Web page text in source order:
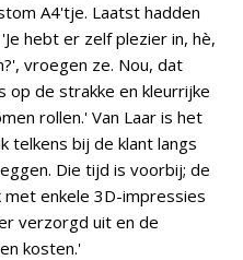
A4'tje. Laatst hadden
hebt er zelf plezier in, hè,
vroegen ze. Nou, dat
op de strakke en kleurrijke
rollen.' Van Laar is het
telkens bij de klant langs
Die tijd is voorbij; de
enkele 3D-impressies
verzorgd uit en de
kosten.'